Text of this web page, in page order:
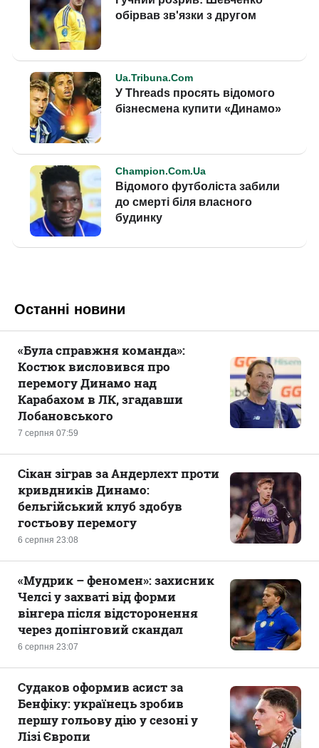
Останні новини
7 серпня 07:59
«Була справжня команда»:
Костюк висловився про
перемогу Динамо над
Карабахом в ЛК, згадавши
Лобановського
6 серпня 23:08
Сікан зіграв за Андерлехт проти
кривдників Динамо:
бельгійський клуб здобув
гостьову перемогу
6 серпня 23:07
«Мудрик – феномен»: захисник
Челсі у захваті від форми
вінгера після відсторонення
через допінговий скандал
Судаков оформив асист за
Бенфіку: українець зробив
першу гольову дію у сезоні у
Лізі Європи